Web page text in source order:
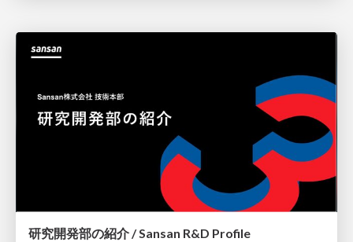
研究開発部の紹介 / Sansan R&D Profile